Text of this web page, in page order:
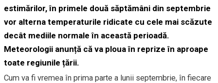
estimărilor, în primele două săptămâni din septembrie
vor alterna temperaturile ridicate cu cele mai scăzute
decât mediile normale în această perioadă.
Meteorologii anunță că va ploua în reprize în aproape
toate regiunile țării.
Cum va fi vremea în prima parte a lunii septembrie, în fiecare